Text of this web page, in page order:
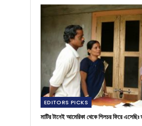
EDITORS PICKS
মাটির টানেই আমেরিকা থেকে শিলচর ফিরে এসেছিঃ